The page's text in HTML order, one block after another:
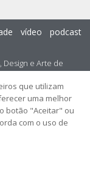
e Arte de
vídeo podcast
que utilizam
uma melhor
botão "Aceitar" ou
com o uso de